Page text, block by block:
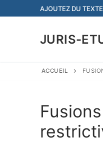
au
AJOUTEZ DU
JURIS-
ACCUEIL